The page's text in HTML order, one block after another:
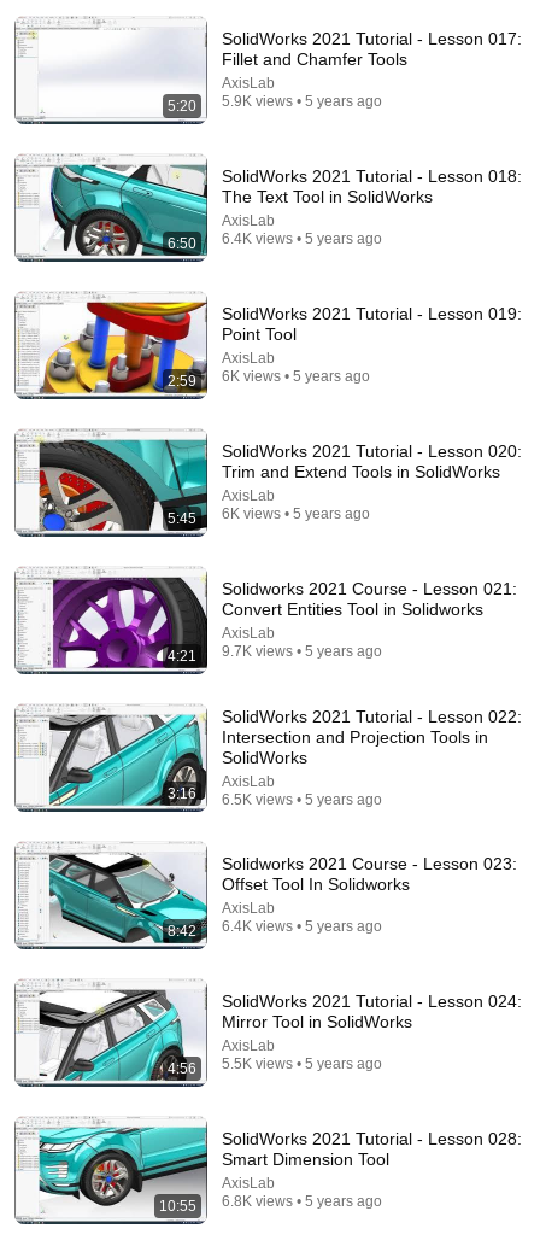
2:41:00
Tỷ phú giả vờ bị phá sản để thử lòng vợ tương lai,
nào ngờ cô không chê bai còn dọn về sống chung
Nghiện Hoa Ngữ
14:22
🚨 If Cops Say "I Smell Alcohol" — Say THIS
Immediately (It's a Trap)
James Whitmore
2:23:22
Chàng trai xuyên không vào tú tài nghèo, anh sở
hữu hệ thống hảo cảm cưới cùng lúc 3 cô vợ xinh
đẹp
New
71K views
5:20
SolidWorks 2021 Tutorial - Lesson 017:
Fillet and Chamfer Tools
AxisLab
5.9K views • 5 years ago
6:50
SolidWorks 2021 Tutorial - Lesson 018:
The Text Tool in SolidWorks
AxisLab
6.4K views • 5 years ago
2:59
SolidWorks 2021 Tutorial - Lesson 019:
Point Tool
AxisLab
6K views • 5 years ago
5:45
SolidWorks 2021 Tutorial - Lesson 020:
Trim and Extend Tools in SolidWorks
AxisLab
6K views • 5 years ago
4:21
Solidworks 2021 Course - Lesson 021:
Convert Entities Tool in Solidworks
AxisLab
9.7K views • 5 years ago
3:16
SolidWorks 2021 Tutorial - Lesson 022:
Intersection and Projection Tools in
SolidWorks
AxisLab
6.5K views • 5 years ago
8:42
Solidworks 2021 Course - Lesson 023:
Offset Tool In Solidworks
AxisLab
6.4K views • 5 years ago
4:56
SolidWorks 2021 Tutorial - Lesson 024:
Mirror Tool in SolidWorks
AxisLab
5.5K views • 5 years ago
10:55
SolidWorks 2021 Tutorial - Lesson 028:
Smart Dimension Tool
AxisLab
6.8K views • 5 years ago